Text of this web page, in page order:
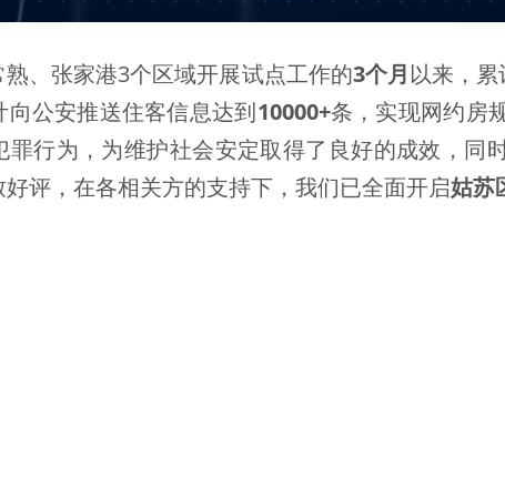
、张家港3个区域开展试点工作的3个月以来，
公安推送住客信息达到10000+条，实现网约房
罪行为，为维护社会安定取得了良好的成效，同
评，在各相关方的支持下，我们已全面开启姑苏